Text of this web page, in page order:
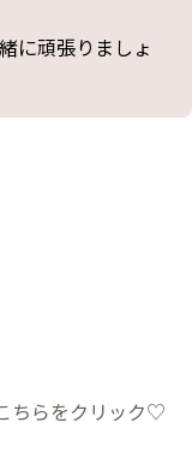
に頑張りましょ
ちらをクリック♡